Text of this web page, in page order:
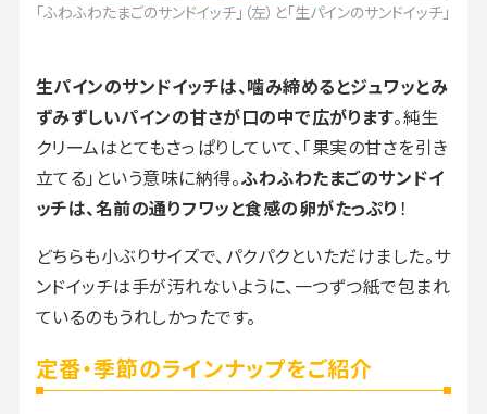
「ふわふわたまごのサンドイッチ」（左）と「生パインのサンドイッチ」
生パインのサンドイッチは、噛み締めるとジュワッとみ
ずみずしいパインの甘さが口の中で広がります。純生
クリームはとてもさっぱりしていて、「果実の甘さを引き
立てる」という意味に納得。ふわふわたまごのサンドイ
ッチは、名前の通りフワッと食感の卵がたっぷり ！
どちらも小ぶりサイズで、パクパクといただけました。サ
ンドイッチは手が汚れないように、一つずつ紙で包まれ
ているのもうれしかったです。
定番・季節のラインナップをご紹介